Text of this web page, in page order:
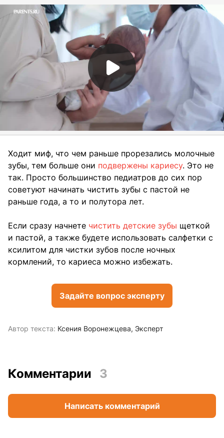
Ходит миф, что чем раньше прорезались молочные
зубы, тем больше они подвержены кариесу. Это не
так. Просто большинство педиатров до сих пор
советуют начинать чистить зубы с пастой не
раньше года, а то и полутора лет.
Если сразу начнете чистить детские зубы щеткой
и пастой, а также будете использовать салфетки с
ксилитом для чистки зубов после ночных
кормлений, то кариеса можно избежать.
Задайте вопрос эксперту
Автор текста: Ксения Воронежцева Эксперт
Комментарии 3
Написать комментарий